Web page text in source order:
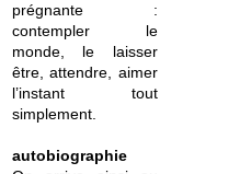
prégnante :
contempler le
monde, le laisser
être, attendre, aimer
l’instant tout
simplement.
autobiographie